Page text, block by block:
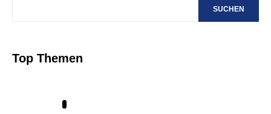
SUCHEN
Top Themen